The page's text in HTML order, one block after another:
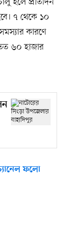
৭ থেকে ১০
কারণে
৬০ হাজার
ফলো